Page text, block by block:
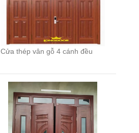
Cửa thép vân gỗ 4 cánh đều